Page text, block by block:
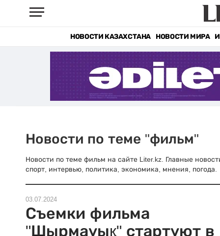
НОВОСТИ КАЗАХСТАНА НОВОСТИ МИРА
Новости по теме "фильм"
Новости по теме фильм на сайте Liter.kz. Главные
спорт, интервью, политика, экономика, мнения, погода.
03.07.2024
Съемки фильма
"Шырмауық" стартуют в